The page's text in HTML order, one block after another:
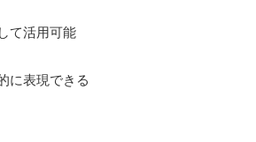
て活用可能
に表現できる